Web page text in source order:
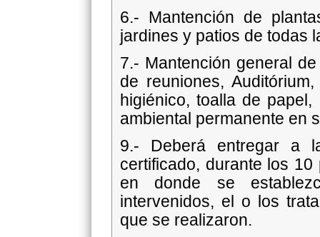
6.- Mantención de
jardines y patios de todas
7.- Mantención general
de reuniones,
higiénico, toalla de
ambiental permanente en
9.- Deberá entregar a
certificado, durante los
en donde se
intervenidos, el o los
que se realizaron.